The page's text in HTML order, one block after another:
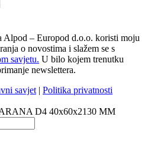
Alpod – Europod d.o.o. koristi moju
o novostima i slažem se s
savjetu. U bilo kojem trenutku
newslettera.
savjet | Politika privatnosti